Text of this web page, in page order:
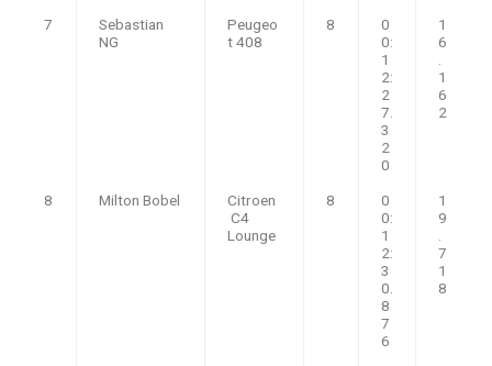
7
Sebastian
NG
Peugeo
t 408
8
0
0:
1
2:
2
7.
3
2
0
1
6
.
1
6
2
8 Milton Bobel
Citroen
C4
Lounge
8
0
0:
1
2:
3
0.
8
7
6
1
9
.
7
1
8